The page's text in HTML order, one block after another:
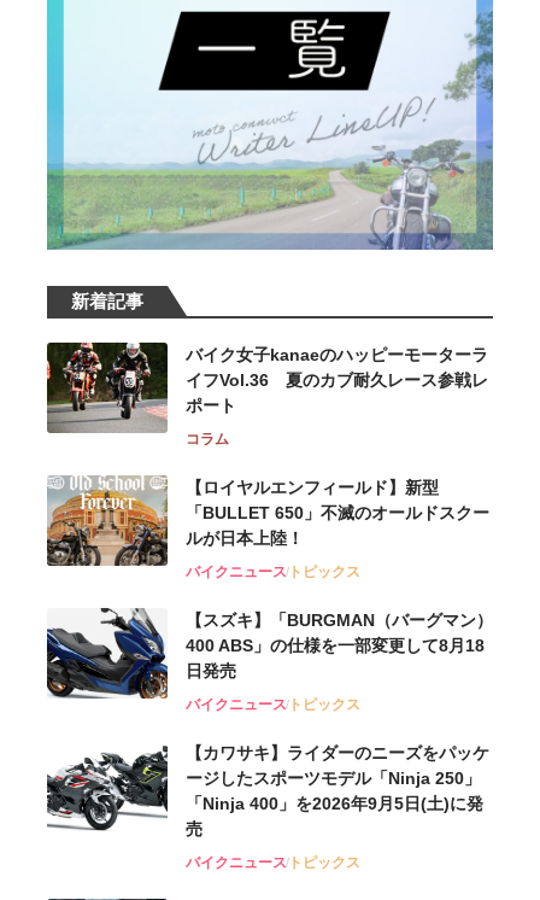
新着記事
バイク女子kanaeのハッピーモーターラ
イフVol.36 夏のカブ耐久レース参戦レ
ポート
コラム
【ロイヤルエンフィールド】新型
「BULLET 650」不滅のオールドスクー
ルが⽇本上陸！
バイクニューストピックス
【スズキ】「BURGMAN（バーグマン）
400 ABS」の仕様を一部変更して8月18
日発売
バイクニューストピックス
【カワサキ】ライダーのニーズをパッケ
ージしたスポーツモデル「Ninja 250」
「Ninja 400」を2026年9月5日(土)に発
売
バイクニューストピックス